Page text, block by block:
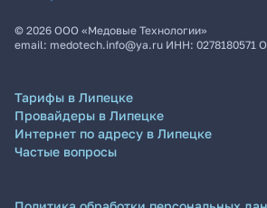
© 2026 ООО «Медовые Технологии»
email: medotech.info@ya.ru ИНН: 0278180571
Тарифы в Липецке
Провайдеры в Липецке
Интернет по адресу в Липецке
Частые вопросы